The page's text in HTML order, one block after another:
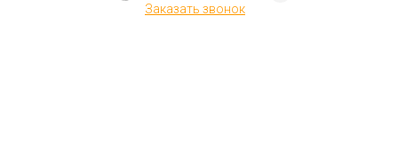
Заказать звонок